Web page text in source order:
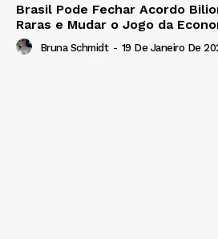
Brasil Pode Fechar Acordo
Raras e Mudar o Jogo da
Bruna Schmidt - 19 De Janeiro De